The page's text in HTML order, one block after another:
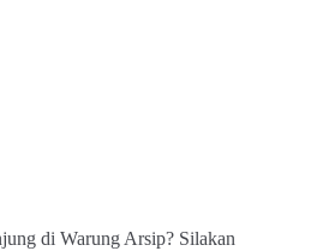
di Warung Arsip? Silakan